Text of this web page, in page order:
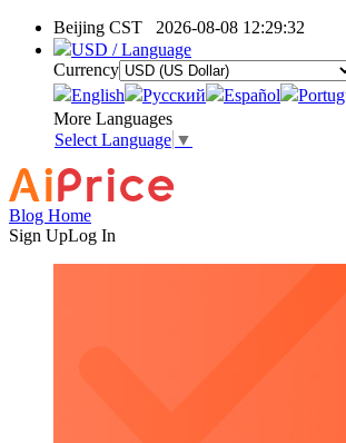
Beijing CST 2026-08-08 12:29:32
USD / Language
Currency
English
Pусский Español
More Languages
Select Language ▼
Blog Home
Sign UpLog In